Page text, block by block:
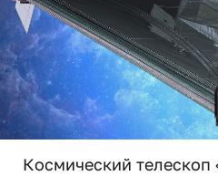
Космический телескоп